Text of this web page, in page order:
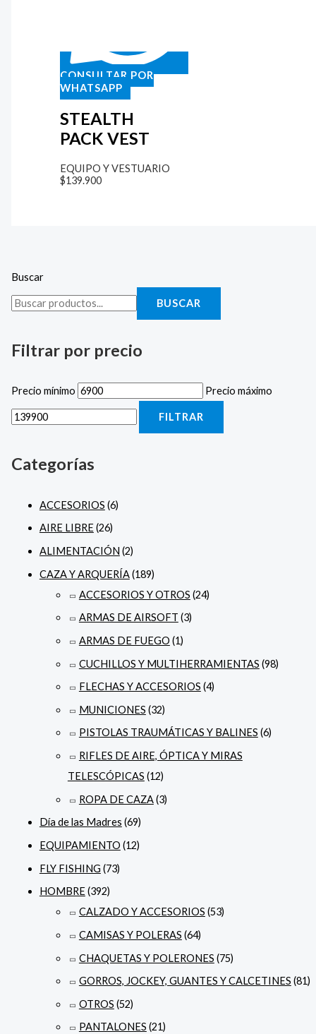
Buscar
BUSCAR
Filtrar por precio
Precio mínimo Precio máximo
FILTRAR
Categorías
ACCESORIOS (6)
AIRE LIBRE(26)
ALIMENTACIÓN (2)
CAZA Y ARQUERÍA(189)
ACCESORIOS Y OTROS (24)
ARMAS DE AIRSOFT (3)
ARMAS DE FUEGO (1)
CUCHILLOS Y MULTIHERRAMIENTAS (98)
FLECHAS Y ACCESORIOS (4)
MUNICIONES (32)
PISTOLAS TRAUMÁTICAS Y BALINES (6)
RIFLES DE AIRE, ÓPTICA Y MIRAS
TELESCÓPICAS (12)
ROPA DE CAZA(3)
Día de las Madres (69)
EQUIPAMIENTO (12)
FLY FISHING (73)
HOMBRE(392)
CALZADO Y ACCESORIOS (53)
CAMISAS Y POLERAS (64)
CHAQUETAS Y POLERONES (75)
GORROS, JOCKEY, GUANTES Y CALCETINES (81)
OTROS (52)
PANTALONES (21)
CONSULTAR POR
WHATSAPP
STEALTH
PACK VEST
EQUIPO Y VESTUARIO
$139.900